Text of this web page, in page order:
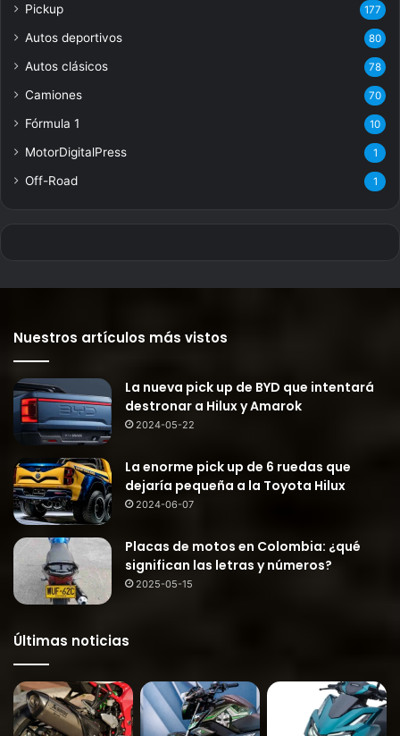
Pickup 177
Autos deportivos 80
Autos clásicos 78
Camiones 70
Fórmula 1 10
MotorDigitalPress 1
Off-Road 1
Nuestros artículos más vistos
La nueva pick up de BYD que intentará
destronar a Hilux y Amarok
2024-05-22
La enorme pick up de 6 ruedas que
dejaría pequeña a la Toyota Hilux
2024-06-07
Placas de motos en Colombia: ¿qué
significan las letras y números?
2025-05-15
Últimas noticias